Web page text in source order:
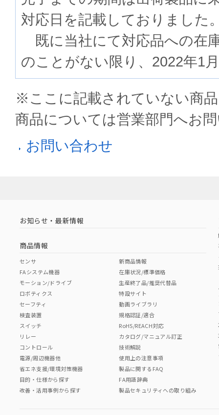
対応日を記載しておりました
既に当社にて対応品への在
のことがない限り、2022年1
※ここに記載されていない商
商品については営業部門へお
お問い合わせ
お知らせ・最新情報
商品情報
センサ
FAシステム機器
モーション/ドライブ
ロボティクス
セーフティ
検査装置
スイッチ
リレー
コントロール
電源/周辺機器他
省エネ支援/環境対策機器
目的・仕様から探す
改善・活用事例から探す
新商品情報
在庫状況/標準価格
生産終了品/推奨代替品
特設サイト
動画ライブラリ
規格認証/適合
RoHS/REACH対応
カタログ/マニュアル訂正
技術解説
使用上の注意事項
製品に関するFAQ
FA用語辞典
製品セキュリティへの取り組み